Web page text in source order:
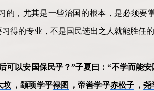
的，尤其是一些治国的根本，是必须要
得的专业，不是国民选出之人就能胜任的
可以安国保民乎？”子夏曰：“不学而能
坟 ，颛顼学乎禄图 ，帝喾学乎赤松子 ，尧